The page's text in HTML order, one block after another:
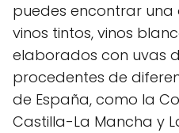
puedes encontrar
vinos tintos, vinos
elaborados con uvas
procedentes de
de España, como la
Castilla-La Mancha y